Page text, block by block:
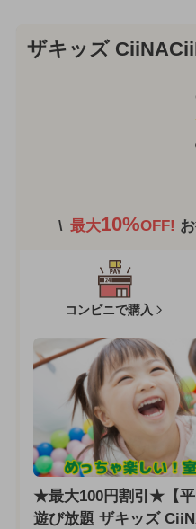
ザキッズ
最大10%OFF!
コンビニで購入
★最大100円割引★【平
遊び放題 ザキッズ